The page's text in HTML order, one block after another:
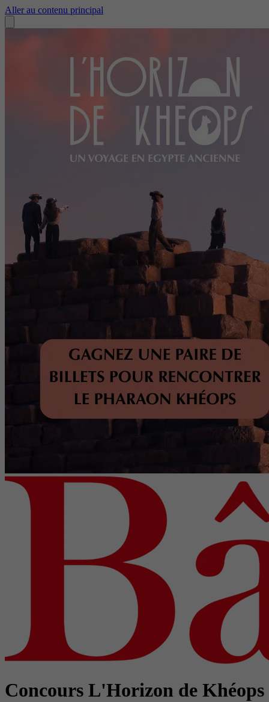
Aller au contenu principal
Concours L'Horizon de Khéops